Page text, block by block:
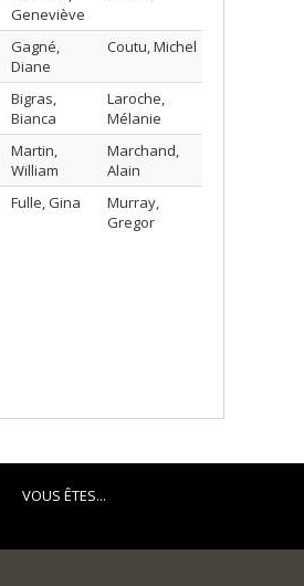
Geneviève
Gagné,
Diane
Coutu, Michel
Bigras,
Bianca
Laroche,
Mélanie
Martin,
William
Marchand,
Alain
Fulle, Gina
Murray,
Gregor
VOUS ÊTES...